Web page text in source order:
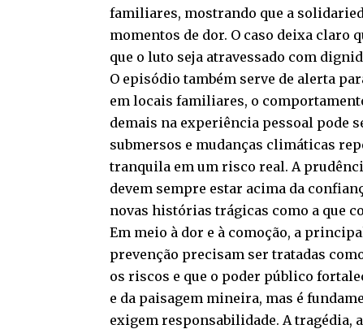
familiares, mostrando que a
momentos de dor. O caso deixa claro
que o luto seja atravessado com
O episódio também serve de alerta
em locais familiares, o
demais na experiência pessoal pode
submersos e mudanças climáticas
tranquila em um risco real. A
devem sempre estar acima da
novas histórias trágicas como a que
Em meio à dor e à comoção, a
prevenção precisam ser tratadas
os riscos e que o poder público
e da paisagem mineira, mas é
exigem responsabilidade. A tragédia,